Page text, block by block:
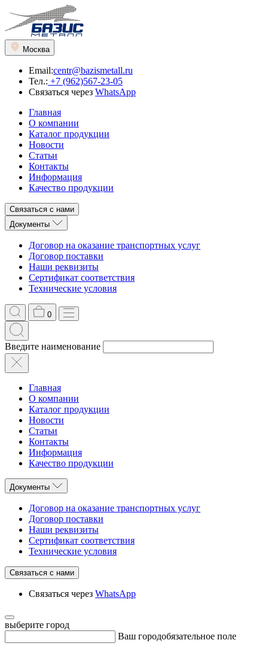
Москва
Email:centr@bazismetall.ru
Тел.: +7 (962)567-23-05
Связаться через WhatsApp
Главная
О компании
Каталог продукции
Новости
Статьи
Контакты
Информация
Качество продукции
Связаться с нами
Документы
Договор на оказание транспортных услуг
Договор поставки
Наши реквизиты
Сертификат соответствия
Технические условия
0
Введите наименование
Главная
О компании
Каталог продукции
Новости
Статьи
Контакты
Информация
Качество продукции
Документы
Договор на оказание транспортных услуг
Договор поставки
Наши реквизиты
Сертификат соответствия
Технические условия
Связаться с нами
Связаться через WhatsApp
выберите город
Ваш городобязательное поле